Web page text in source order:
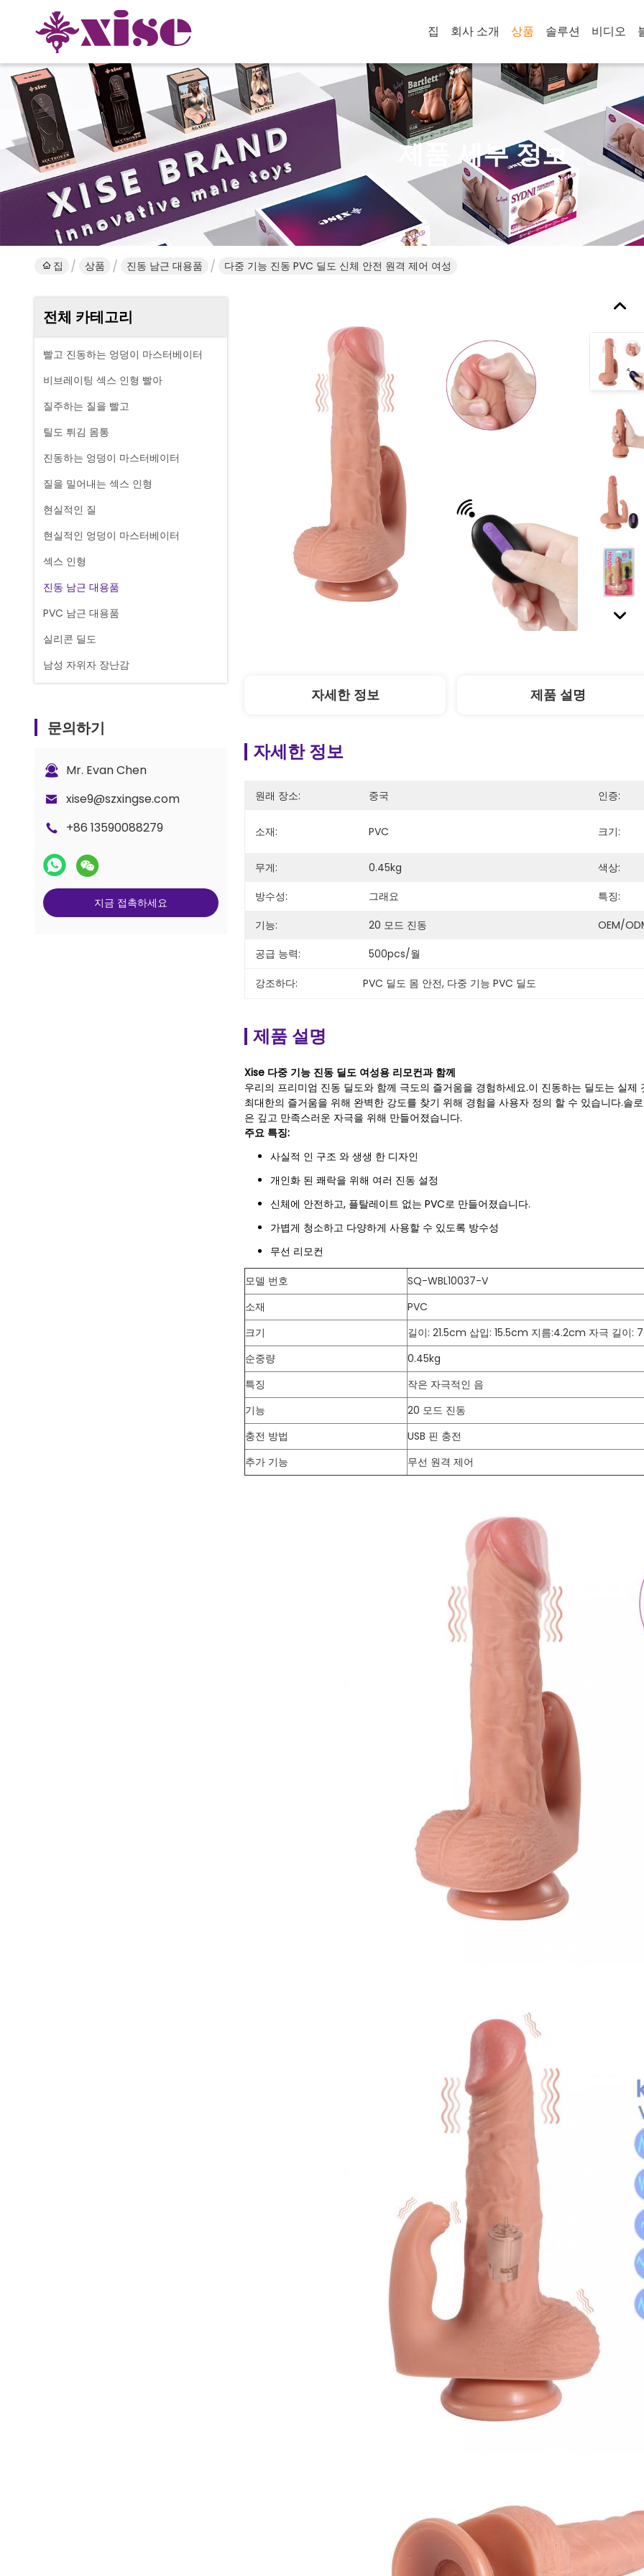
집 회사 소개 상품 솔루션 비디오
제품 세부 정보
집 상품 진동 남근 대용품 다중 기능 진동 PVC 딜도 신체 안전 원격 제어 여성
전체 카테고리
빨고 진동하는 엉덩이 마스터베이터
비브레이팅 섹스 인형 빨아
질주하는 질을 빨고
틸도 튀김 몸통
진동하는 엉덩이 마스터베이터
질을 밀어내는 섹스 인형
현실적인 질
현실적인 엉덩이 마스터베이터
섹스 인형
진동 남근 대용품
PVC 남근 대용품
실리콘 딜도
남성 자위자 장난감
문의하기
Mr. Evan Chen
xise9@szxingse.com
+86 13590088279
지금 접촉하세요
자세한 정보 제품 설명
자세한 정보
원래 장소: 중국 인증:
소재: PVC 크기:
무게: 0.45kg
색상:
방수성:
그래요
특징:
기능:
20 모드 진동
OEM/
공급 능력:
500pcs/월
강조하다: PVC 딜도 몸 안전, 다중 기능 PVC 딜도
제품 설명
Xise 다중 기능 진동 딜도 여성용 리모컨과 함께
우리의 프리미엄 진동 딜도와 함께 극도의 즐거움을 경험하세요.이 진동하는 딜도는 실
최대한의 즐거움을 위해 완벽한 강도를 찾기 위해 경험을 사용자 정의 할 수 있습니다.솔
은 깊고 만족스러운 자극을 위해 만들어졌습니다.
주요 특징:
사실적 인 구조 와 생생 한 디자인
개인화 된 쾌락을 위해 여러 진동 설정
신체에 안전하고, 플탈레이트 없는 PVC로 만들어졌습니다.
가볍게 청소하고 다양하게 사용할 수 있도록 방수성
무선 리모컨
모델 번호
SQ-WBL10037-V
소재
PVC
크기
길이: 21.5cm 삽입: 15.5cm 지름:4.2cm 자극 길이:
순중량
0.45kg
특징
작은 자극적인 음
기능
20 모드 진동
충전 방법
USB 핀 충전
추가 기능
무선 원격 제어